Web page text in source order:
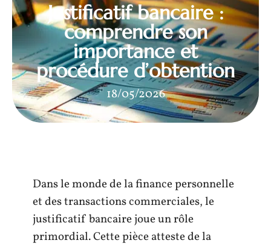
Justificatif bancaire :
comprendre son
importance et
procédure d’obtention
18/05/2026
Dans le monde de la finance personnelle
et des transactions commerciales, le
justificatif bancaire joue un rôle
primordial. Cette pièce atteste de la